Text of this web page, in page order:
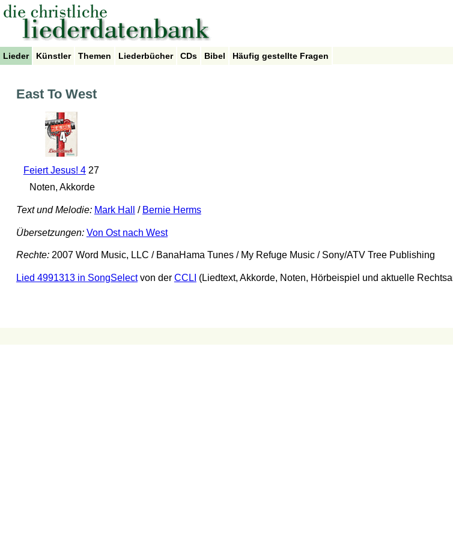
Lieder Künstler Themen Liederbücher CDs Bibel Häufig gestellte Fragen
East To West
Feiert Jesus! 427
Noten, Akkorde
Text und Melodie: Mark Hall / Bernie Herms
Übersetzungen: Von Ost nach West
Rechte:2007 Word Music, LLC / BanaHama Tunes / My Refuge Music / Sony/ATV Tree Publishing
Lied 4991313 in SongSelectvon der CCLI (Liedtext, Akkorde, Noten, Hörbeispiel und aktuelle